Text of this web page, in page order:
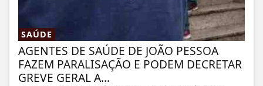
SAÚDE
AGENTES DE SAÚDE DE JOÃO PESSOA
FAZEM PARALISAÇÃO E PODEM DECRETAR
GREVE GERAL A...